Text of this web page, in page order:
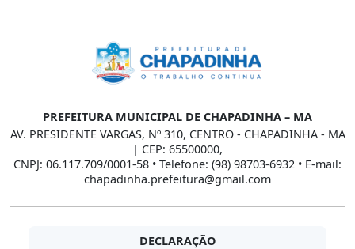
PREFEITURA MUNICIPAL DE CHAPADINHA – MA
AV. PRESIDENTE VARGAS, Nº 310, CENTRO - CHAPADINHA - MA
| CEP: 65500000,
CNPJ: 06.117.709/0001-58 • Telefone: (98) 98703-6932 • E-mail:
chapadinha.prefeitura@gmail.com
DECLARAÇÃO